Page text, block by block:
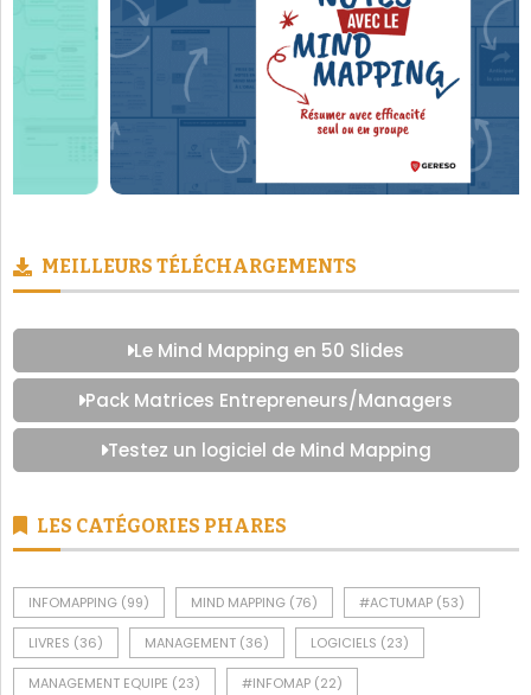
MEILLEURS TÉLÉCHARGEMENTS
Le Mind Mapping en 50 Slides
Pack Matrices Entrepreneurs/Managers
Testez un logiciel de Mind Mapping
LES CATÉGORIES PHARES
INFOMAPPING (99) MIND MAPPING (76) #ACTUMAP (53)
LIVRES (36) MANAGEMENT (36) LOGICIELS (23)
MANAGEMENT EQUIPE (23) #INFOMAP (22)